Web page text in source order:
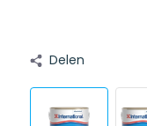
Delen